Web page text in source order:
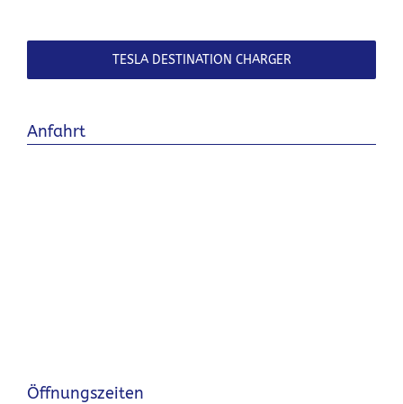
TESLA DESTINATION CHARGER
Anfahrt
Öffnungszeiten